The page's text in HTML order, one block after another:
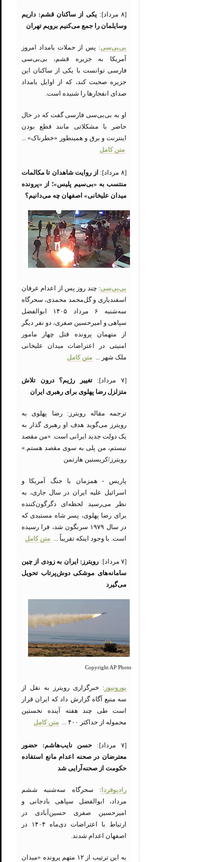
[۸ مرداد]:
یکی از ساکنان قشم: داریم
وسایلمان را جمع می‌کنیم برویم تهران
بی‌بی‌سی: پس از حملات بامداد امروز
آمریکا به جزیره قشم، بی‌بی‌سی
فارسی توانست با یکی از ساکنان این
جزیره صحبت کند، که از اوایل بامداد
صدای انفجارها را شنیده است.
او به بی‌بی‌سی فارسی گفت که در حال
حاضر با مشکلاتی مانند قطع بودن
اینترنت و برق و همینطور «خطرناک» ...
متن کامل
[۸ مرداد]:
از روایت شاهدان تا مکالمات
منتسب به «بی‌سیم پلیس»؛ از «پرونده
میدان علیخانی» اصفهان چه می‌دانیم؟
بی‌بی‌سی: چند روز پس از اعدام عرفان
اسفندیاری و گل‌محمد محمدی، سحرگاه
سه‌شنبه ۶ مرداد ۱۴۰۵ ابوالفضل
سپاهی و امیرحسین صفری، دو نفر دیگر
از متهمان پرونده قتل چهار مامور
امنیتی در اعتراضات میدان علیخانی
ملک شهر ... متن کامل
[۷ مرداد]:
تغییر رژیم؟ درون تلاش
متزلزل رضا پهلوی برای رهبری ایران
ترجمه مقاله رویترز: رضا پهلوی به
رویترز می‌گوید هدف او رهبری گذار به
یک دولت جدید ایرانی است. «من مقصد
نیستم، من پلی به سوی مقصد هستم.»
رویترز/کریستین هارتمن
پاریس - همزمان با جنگ آمریکا و
اسرائیل علیه ایران در سال جاری، به
نظر می‌رسید لحظه‌ای دگرگون‌کننده
برای رضا پهلوی، پسر شاه مستبدی که
در سال ۱۹۷۹ سرنگون شد، فرا رسیده
است. با وجود اینکه تقریباً ... متن کامل
[۷ مرداد]:
رویترز: ایران به زودی از چین
سامانه‌های موشکی دوش‌پرتاب تحویل
می‌گیرد
Copyright AP Photo
یورونیوز : خبرگزاری رویترز به نقل از
سه منبع آگاه گزارش داد که ایران قرار
است طی چند هفته آینده نخستین
محموله از حداکثر ۴۰۰ ...
متن کامل
[۷ مرداد]:
حسن نایب‌هاشم: حضور
معترضان در صحنه اعدام مانع استفاده
حکومت از صحنه‌آرایی شد
رادیوفردا : سحرگاه سه‌شنبه ششم
مرداد، ابوالفضل سپاهی بادجانی و
امیرحسین صفری حسین‌آبادی در
ارتباط با اعتراضات دی‌ماه ۱۴۰۴ در
اصفهان اعدام شدند.
به این ترتیب از ۱۲ متهم پرونده «میدان